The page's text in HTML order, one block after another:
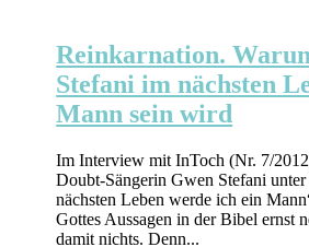
Reinkarnation.
Stefani im nächsten
Mann sein wird
Im Interview mit InToch (Nr. 7/
Doubt-Sängerin Gwen Stefani unter
nächsten Leben werde ich ein
Gottes Aussagen in der Bibel ernst
damit nichts. Denn...